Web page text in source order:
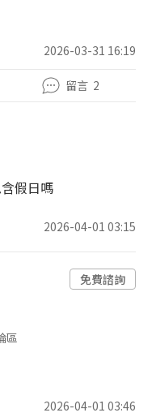
2026-03-31 16:19
留言 2
假日嗎
2026-04-01 03:15
區
免費諮詢
2026-04-01 03:46